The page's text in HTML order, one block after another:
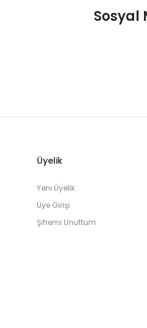
Sosyal
Üyelik
Yeni Üyelik
Üye Girişi
Şifremi Unuttum